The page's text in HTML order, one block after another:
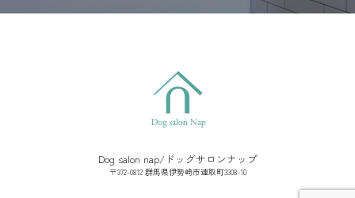
Dog salon nap/ドッグサロンナップ
〒372-0812 群馬県伊勢崎市連取町3308-10